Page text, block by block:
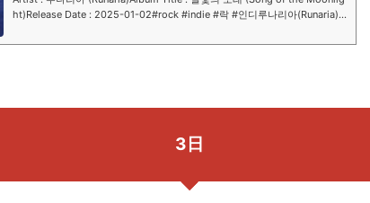
ht)Release Date : 2025-01-02#rock #indie #락 #인디루나리아(Runaria) –
3日